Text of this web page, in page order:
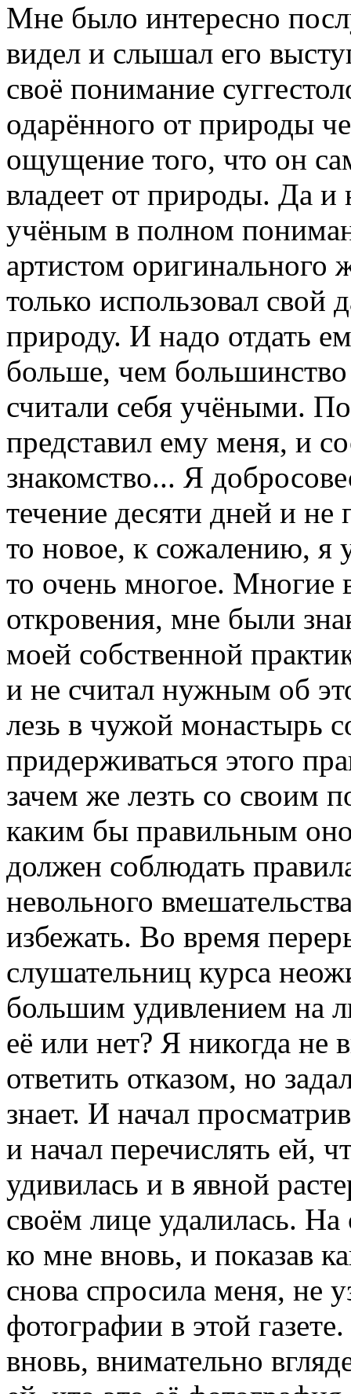
Мне было интересно
видел и слышал его
своё понимание
одарённого от природы
ощущение того, что он
владеет от природы. Да и
учёным в полном
артистом оригинального
только использовал свой
природу. И надо отдать
больше, чем
считали себя учёными.
представил ему меня, и
знакомство... Я
течение десяти дней и не
то новое, к сожалению, я
то очень многое.
откровения, мне были
моей собственной
и не считал нужным об
лезь в чужой монастырь
придерживаться этого
зачем же лезть со своим
каким бы правильным
должен соблюдать
невольного
избежать. Во время
слушательниц курса
большим удивлением на
её или нет? Я никогда не
ответить отказом, но
знает. И начал
и начал перечислять ей,
удивилась и в явной
своём лице удалилась.
ко мне вновь, и показав
снова спросила меня, не
фотографии в этой
вновь, внимательно